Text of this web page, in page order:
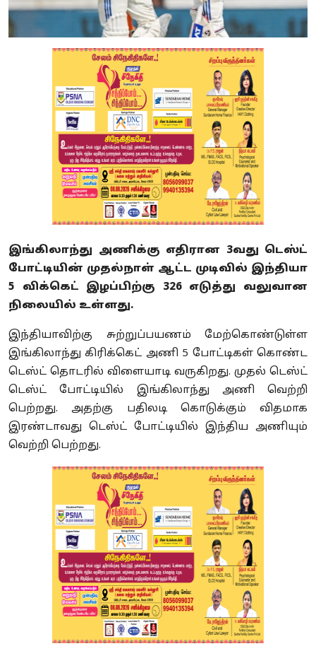
இங்கிலாந்து அணிக்கு எதிரான 3வது டெஸ்ட்
போட்டியின் முதல்நாள் ஆட்ட முடிவில் இந்தியா
5 விக்கெட் இழப்பிற்கு 326 எடுத்து வலுவான
நிலையில் உள்ளது.
இந்தியாவிற்கு சுற்றுப்பயணம் மேற்கொண்டுள்ள
இங்கிலாந்து கிரிக்கெட் அணி 5 போட்டிகள் கொண்ட
டெஸ்ட் தொடரில் விளையாடி வருகிறது. முதல் டெஸ்ட்
டெஸ்ட் போட்டியில் இங்கிலாந்து அணி வெற்றி
பெற்றது. அதற்கு பதிலடி கொடுக்கும் விதமாக
இரண்டாவது டெஸ்ட் போட்டியில் இந்திய அணியும்
வெற்றி பெற்றது.